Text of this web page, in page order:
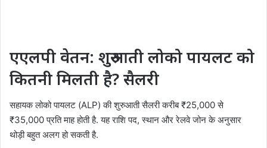
एएलपी वेतन: शुरुआती लोको पायलट को
कितनी मिलती है? सैलरी
सहायक लोको पायलट (ALP) की शुरुआती सैलरी करीब ₹25,000 से
₹35,000 प्रति माह होती है. यह राशि पद, स्थान और रेलवे जोन के अनुसार
थोड़ी बहुत अलग हो सकती है.